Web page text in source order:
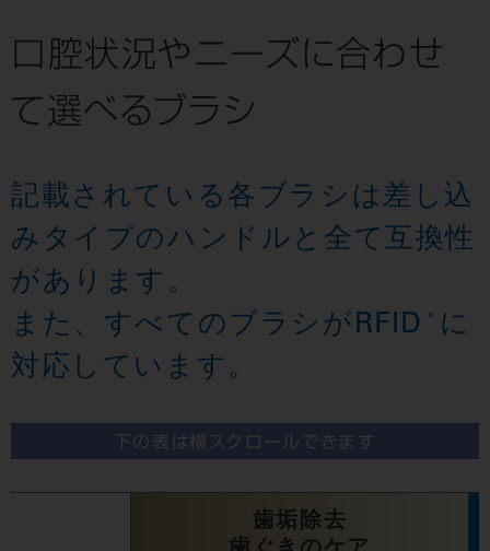
口腔状況やニーズに合わせ
て選べるブラシ
記載されている各ブラシは差し込
みタイプのハンドルと全て互換性
があります。
また、すべてのブラシがRFID ＊
に
対応しています。
下の表は横スクロールできます
歯垢除去